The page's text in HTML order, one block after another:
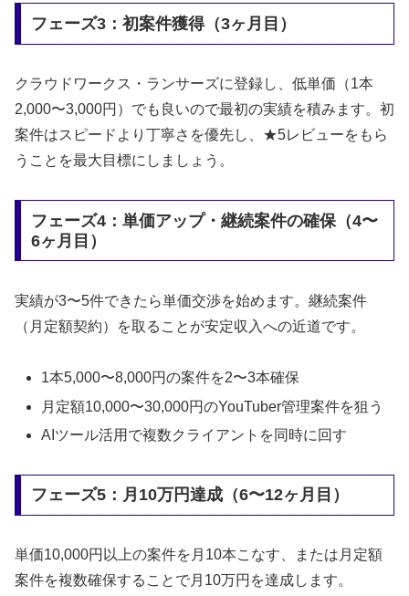
フェーズ3：初案件獲得（3ヶ月目）
クラウドワークス・ランサーズに登録し、低単価（1本
2,000〜3,000円）でも良いので最初の実績を積みます。初
案件はスピードより丁寧さを優先し、★5レビューをもら
うことを最大目標にしましょう。
フェーズ4：単価アップ・継続案件の確保（4〜
6ヶ月目）
実績が3〜5件できたら単価交渉を始めます。継続案件
（月定額契約）を取ることが安定収入への近道です。
1本5,000〜8,000円の案件を2〜3本確保
月定額10,000〜30,000円のYouTuber管理案件を狙う
AIツール活用で複数クライアントを同時に回す
フェーズ5：月10万円達成（6〜12ヶ月目）
単価10,000円以上の案件を月10本こなす、または月定額
案件を複数確保することで月10万円を達成します。